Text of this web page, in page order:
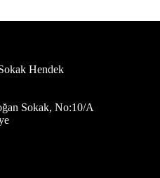
Hendek
Sokak, No:10/A